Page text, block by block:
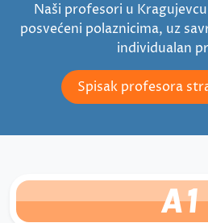
Naši profesori u
posvećeni polaznicima, uz
individualan
Spisak profesora
A1